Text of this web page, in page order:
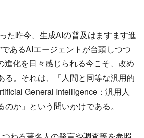
た昨今、生成AIの普及はますます進
あるAIエージェントが台頭しつつ
進化を日々感じられる今こそ、改め
る。それは、「人間と同等な汎用的
General Intelligence：汎用人
か」という問いかけである。